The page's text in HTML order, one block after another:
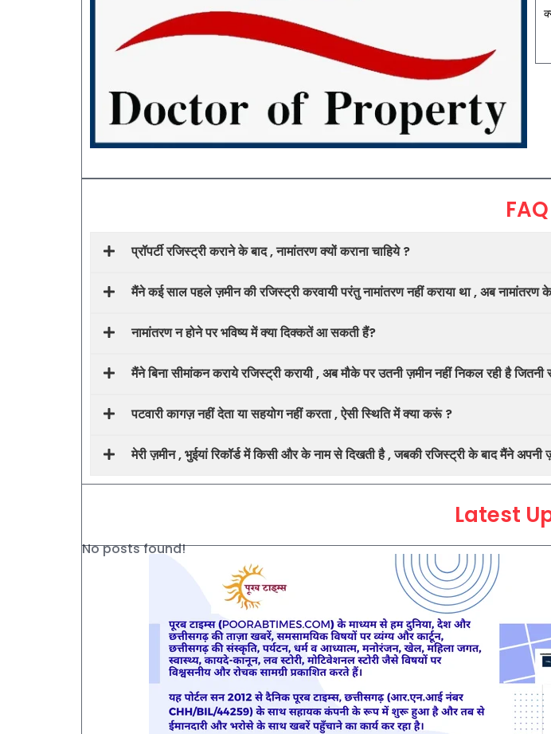
प्रॉपर्टी रजिस्ट्री कराने के बाद , नामांतरण क्यों कराना चाहिये ?
मैंने कई साल पहले ज़मीन की रजिस्ट्री करवायी परंतु नामांतरण नहीं कराया था , अब
नामांतरण न होने पर भविष्य में क्या दिक्कतें आ सकती हैं?
मैंने बिना सीमांकन कराये रजिस्ट्री करायी , अब मौके पर उतनी ज़मीन नहीं निकल रही है जितनी
पटवारी कागज़ नहीं देता या सहयोग नहीं करता , ऐसी स्थिति में क्या करूं ?
मेरी ज़मीन , भुईयां रिकॉर्ड में किसी और के नाम से दिखती है , जबकी रजिस्ट्री के बाद मैंने अपनी
Latest
No posts found!